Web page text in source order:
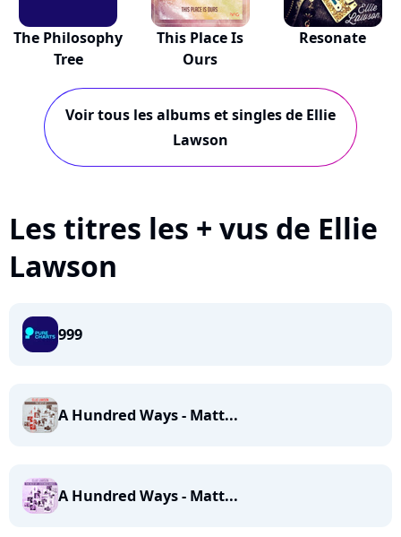
The Philosophy
Tree
This Place Is
Ours
Resonate
Voir tous les albums et singles de Ellie
Lawson
Les titres les + vus de Ellie
Lawson
999
A Hundred Ways - Matt...
A Hundred Ways - Matt...